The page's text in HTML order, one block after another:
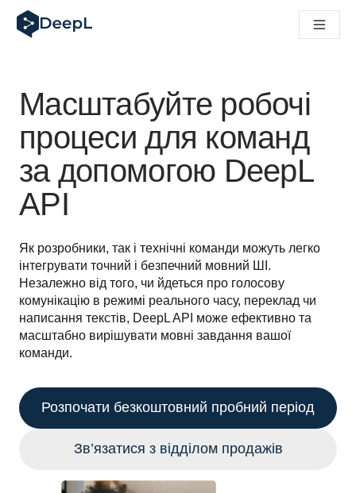
DeepL для ШІ-агентів
Translation Flow в DeepL: Нові робочі процеси на основі
Розшифровка довіри до мовного ШІ в підприємстві. У
Як ми розробляємо систему оцінювання якості
Від якісного перекладу до голосової платформи
Building an instantly accessible voice demo with DeepL
Масштабуйте робочі
процеси для команд
за допомогою DeepL
API
Як розробники, так і технічні команди можуть легко
інтегрувати точний і безпечний мовний ШІ.
Незалежно від того, чи йдеться про голосову
комунікацію в режимі реального часу, переклад чи
написання текстів, DeepL API може ефективно та
масштабно вирішувати мовні завдання вашої
команди.
Розпочати безкоштовний пробний період
Зв’язатися з відділом продажів